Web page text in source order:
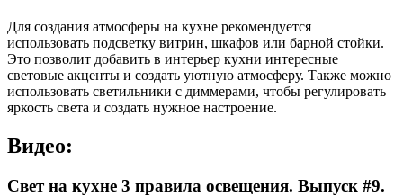
Для создания атмосферы на кухне рекомендуется
использовать подсветку витрин, шкафов или барной стойки.
Это позволит добавить в интерьер кухни интересные
световые акценты и создать уютную атмосферу. Также можно
использовать светильники с диммерами, чтобы регулировать
яркость света и создать нужное настроение.
Видео:
Свет на кухне 3 правила освещения. Выпуск #9.